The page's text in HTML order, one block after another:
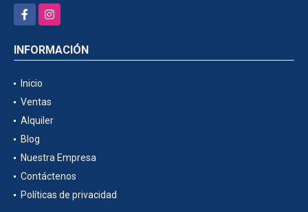
FacebookInstagram
INFORMACIÓN
Inicio
Ventas
Alquiler
Blog
Nuestra Empresa
Contáctenos
Políticas de privacidad